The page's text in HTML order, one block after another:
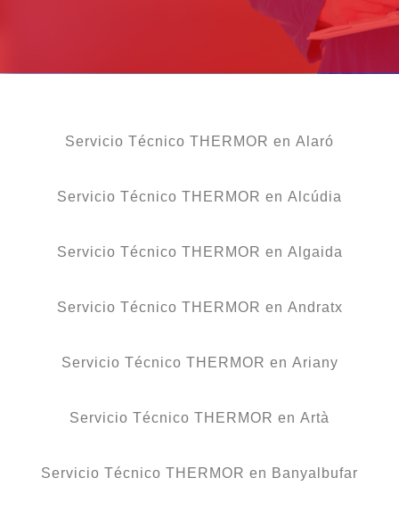
Servicio Técnico THERMOR en Alaró
Servicio Técnico THERMOR en Alcúdia
Servicio Técnico THERMOR en Algaida
Servicio Técnico THERMOR en Andratx
Servicio Técnico THERMOR en Ariany
Servicio Técnico THERMOR en Artà
Servicio Técnico THERMOR en Banyalbufar